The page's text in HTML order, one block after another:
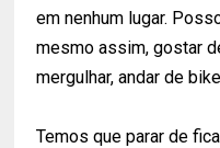
em nenhum lugar.
mesmo assim, gostar
mergulhar, andar de
Temos que parar de